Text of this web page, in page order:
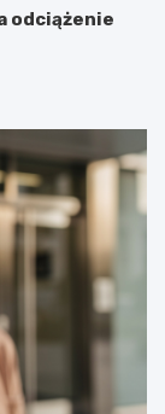
odciążenie